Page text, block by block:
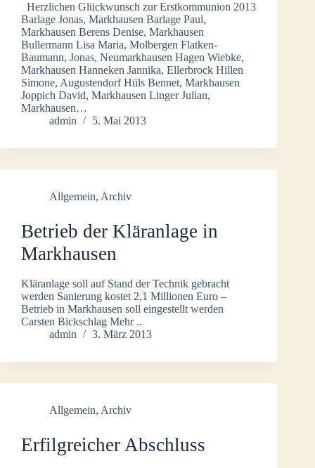
Herzlichen Glückwunsch zur Erstkommunion 2013
Barlage Jonas, Markhausen Barlage Paul,
Markhausen Berens Denise, Markhausen
Bullermann Lisa Maria, Molbergen Flatken-
Baumann, Jonas, Neumarkhausen Hagen Wiebke,
Markhausen Hanneken Jannika, Ellerbrock Hillen
Simone, Augustendorf Hüls Bennet, Markhausen
Joppich David, Markhausen Linger Julian,
Markhausen…
admin
5. Mai 2013
Allgemein, Archiv
Betrieb der Kläranlage in
Markhausen
Kläranlage soll auf Stand der Technik gebracht
werden Sanierung kostet 2,1 Millionen Euro –
Betrieb in Markhausen soll eingestellt werden
Carsten Bickschlag Mehr ..
admin
3. März 2013
Allgemein, Archiv
Erfilgreicher Abschluss